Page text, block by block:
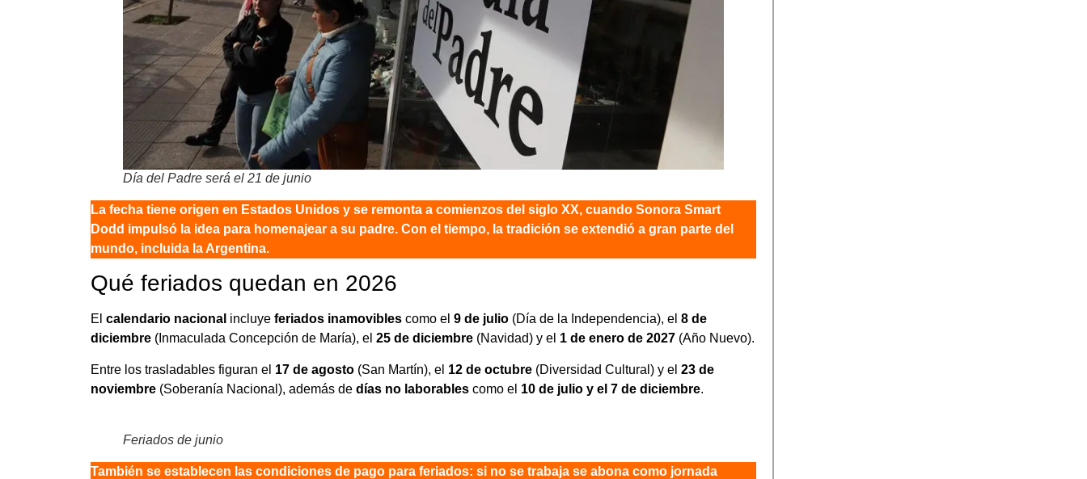
Día del Padre será el 21 de junio
La fecha tiene origen en Estados Unidos y se remonta a comienzos del siglo XX, cuando Sonora Smart
Dodd impulsó la idea para homenajear a su padre. Con el tiempo, la tradición se extendió a gran parte del
mundo, incluida la Argentina.
Qué feriados quedan en 2026
El calendario nacional incluye feriados inamovibles como el 9 de julio (Día de la Independencia), el 8 de
diciembre (Inmaculada Concepción de María), el 25 de diciembre (Navidad) y el 1 de enero de 2027 (Año Nuevo).
Entre los trasladables figuran el 17 de agosto (San Martín), el 12 de octubre (Diversidad Cultural) y el 23 de
noviembre (Soberanía Nacional), además de días no laborables como el 10 de julio y el 7 de diciembre.
Feriados de junio
También se establecen las condiciones de pago para feriados: si no se trabaja se abona como jornada